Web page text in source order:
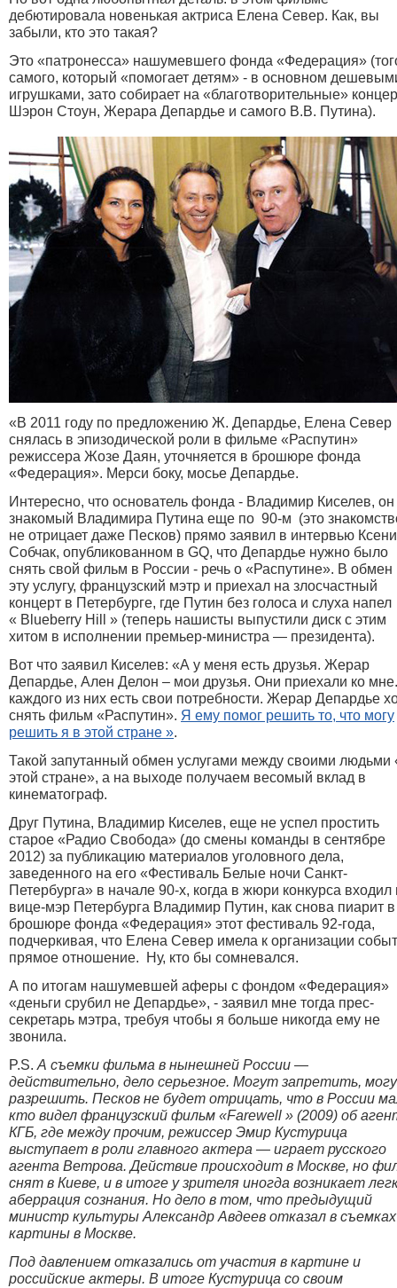
дебютировала новенькая актриса Елена Север. Как, вы
забыли, кто это такая?
Это «патронесса» нашумевшего фонда «Федерация»
самого, который «помогает детям» - в основном
игрушками, зато собирает на «благотворительные»
Шэрон Стоун, Жерара Депардье и самого В.В. Путина).
«В 2011 году по предложению Ж. Депардье, Елена Север
снялась в эпизодической роли в фильме «Распутин»
режиссера Жозе Даян, уточняется в брошюре фонда
«Федерация». Мерси боку, мосье Депардье.
Интересно, что основатель фонда - Владимир Киселев,
знакомый Владимира Путина еще по 90-м (это
не отрицает даже Песков) прямо заявил в интервью
Собчак, опубликованном в GQ, что Депардье нужно было
снять свой фильм в России - речь о «Распутине». В обмен
эту услугу, французский мэтр и приехал на злосчастный
концерт в Петербурге, где Путин без голоса и слуха напел
« Blueberry Hill » (теперь нашисты выпустили диск с этим
хитом в исполнении премьер-министра — президента).
Вот что заявил Киселев: «А у меня есть друзья. Жерар
Депардье, Ален Делон – мои друзья. Они приехали ко
каждого из них есть свои потребности. Жерар Депардье
снять фильм «Распутин». Я ему помог решить то, что могу
решить я в этой стране ».
Такой запутанный обмен услугами между своими людьми
этой стране», а на выходе получаем весомый вклад в
кинематограф.
Друг Путина, Владимир Киселев, еще не успел простить
старое «Радио Свобода» (до смены команды в сентябре
2012) за публикацию материалов уголовного дела,
заведенного на его «Фестиваль Белые ночи Санкт-
Петербурга» в начале 90-х, когда в жюри конкурса входил
вице-мэр Петербурга Владимир Путин, как снова пиарит в
брошюре фонда «Федерация» этот фестиваль 92-года,
подчеркивая, что Елена Север имела к организации
прямое отношение. Ну, кто бы сомневался.
А по итогам нашумевшей аферы с фондом «Федерация»
«деньги срубил не Депардье», - заявил мне тогда прес-
секретарь мэтра, требуя чтобы я больше никогда ему не
звонила.
P.S. А съемки фильма в нынешней России —
действительно, дело серьезное. Могут запретить,
разрешить. Песков не будет отрицать, что в России
кто видел французский фильм «Farewell » (2009) об
КГБ, где между прочим, режиссер Эмир Кустурица
выступает в роли главного актера — играет русского
агента Ветрова. Действие происходит в Москве, но
снят в Киеве, и в итоге у зрителя иногда возникает
аберрация сознания. Но дело в том, что предыдущий
министр культуры Александр Авдеев отказал в съемках
картины в Москве.
Под давлением отказались от участия в картине и
российские актеры. В итоге Кустурица со своим